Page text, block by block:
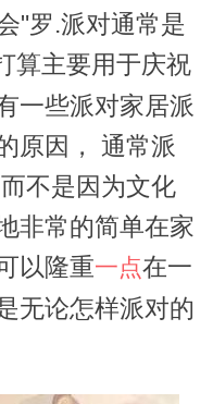
"罗.派对通常是
算主要用于庆祝
一些派对家居派
原因， 通常派
不是因为文化
非常的简单在家
以隆重一点在一
无论怎样派对的